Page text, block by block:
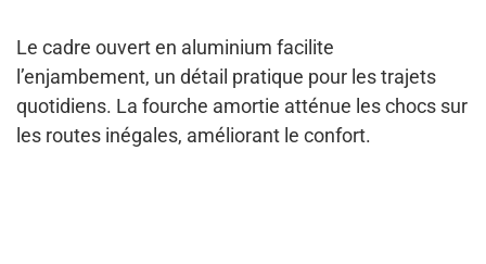
Le cadre ouvert en aluminium facilite
l’enjambement, un détail pratique pour les trajets
quotidiens. La fourche amortie atténue les chocs sur
les routes inégales, améliorant le confort.